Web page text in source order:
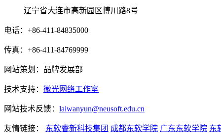
辽宁省大连市高新园区博川路8号
电话：+86-411-84835000
传真：+86-411-84769999
网站策划：品牌发展部
技术支持： 微光网络工作室
网站技术反馈： laiwanyun@neusoft.edu.cn
友情链接： 东软睿新科技集团 成都东软学院 广东东软学院 东